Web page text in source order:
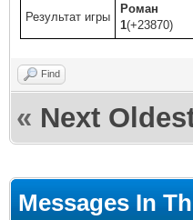
Результат игры
Роман
1(+23870)
Find
« Next
Messages In